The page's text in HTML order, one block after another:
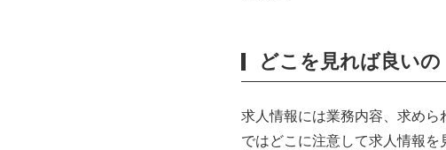
どこを見れば良い
求人情報には業務内容、求めら
ではどこに注意して求人情報を